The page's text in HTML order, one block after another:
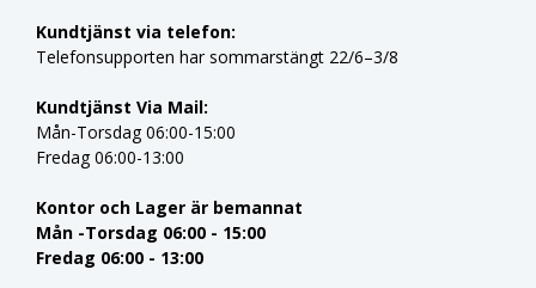
Kundtjänst via telefon:
Telefonsupporten har sommarstängt 22/6–3/8
Kundtjänst Via Mail:
Mån-Torsdag 06:00-15:00
Fredag 06:00-13:00
Kontor och Lager är bemannat
Mån -Torsdag 06:00 - 15:00
Fredag 06:00 - 13:00